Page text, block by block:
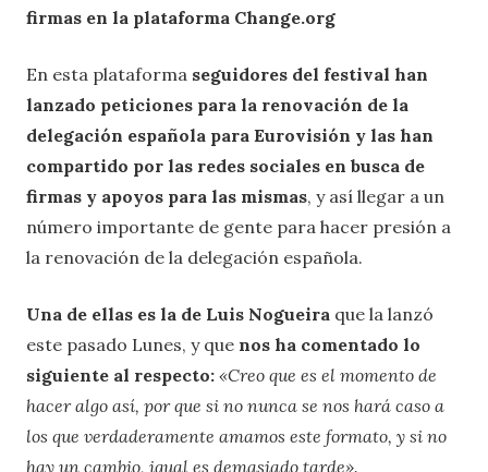
firmas en la plataforma Change.org
En esta plataforma seguidores del festival han
lanzado peticiones para la renovación de la
delegación española para Eurovisión y las han
compartido por las redes sociales en busca de
firmas y apoyos para las mismas, y así llegar a un
número importante de gente para hacer presión a
la renovación de la delegación española.
Una de ellas es la de Luis Nogueira que la lanzó
este pasado Lunes, y que nos ha comentado lo
siguiente al respecto: «Creo que es el momento de
hacer algo así, por que si no nunca se nos hará caso a
los que verdaderamente amamos este formato, y si no
hay un cambio, igual es demasiado tarde».